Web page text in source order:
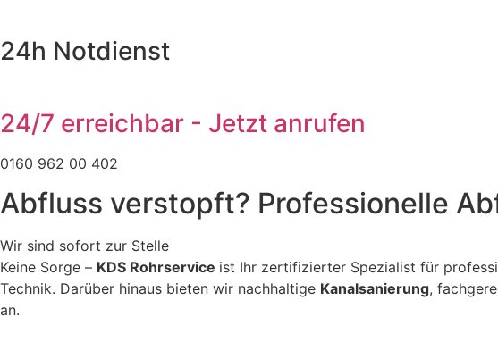
24h Notdienst
24/7 erreichbar - Jetzt anrufen
0160 962 00 402
Abfluss verstopft? Professionelle
Wir sind sofort zur Stelle
Keine Sorge – KDS Rohrservice ist Ihr zertifizierter Spezialist für
Technik. Darüber hinaus bieten wir nachhaltige Kanalsanierung,
an.